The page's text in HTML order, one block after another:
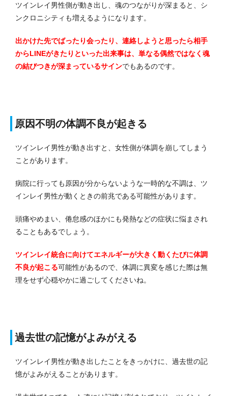
ツインレイ男性側が動き出し、魂のつながりが深まると、シ
ンクロニシティも増えるようになります。
出かけた先でばったり会ったり、連絡しようと思ったら相手
からLINEがきたりといった出来事は、単なる偶然ではなく魂
の結びつきが深まっているサインでもあるのです。
原因不明の体調不良が起きる
ツインレイ男性が動き出すと、女性側が体調を崩してしまう
ことがあります。
病院に行っても原因が分からないような一時的な不調は、ツ
インレイ男性が動くときの前兆である可能性があります。
頭痛やめまい、倦怠感のほかにも発熱などの症状に悩まされ
ることもあるでしょう。
ツインレイ統合に向けてエネルギーが大きく動くたびに体調
不良が起こる可能性があるので、体調に異変を感じた際は無
理をせず心穏やかに過ごしてくださいね。
過去世の記憶がよみがえる
ツインレイ男性が動き出したことをきっかけに、過去世の記
憶がよみがえることがあります。